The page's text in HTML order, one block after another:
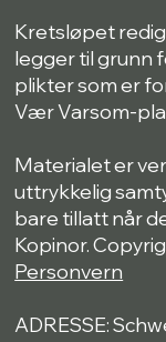
Kretsløpet
legger til grunn
plikter som er
Vær Varsom-
Materialet er
uttrykkelig
bare tillatt når
Kopinor.
Personvern
ADRESSE: